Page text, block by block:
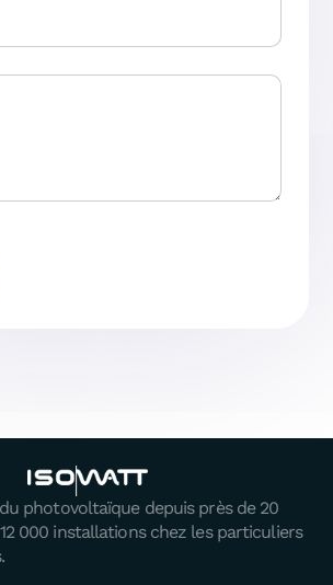
photovoltaïque depuis près de 20
000 installations chez les particuliers